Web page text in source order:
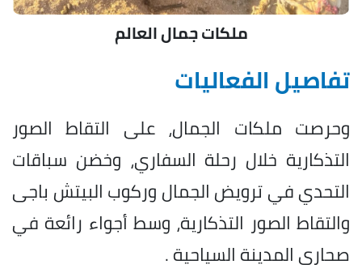
ملكات جمال العالم
تفاصيل الفعاليات
وحرصت ملكات الجمال، على التقاط الصور
التذكارية خلال رحلة السفاري، وخضن سباقات
التحدي في ترويض الجمال وركوب البيتش باجى
والتقاط الصور التذكارية، وسط أجواء رائعة في
صحارى المدينة السياحية .